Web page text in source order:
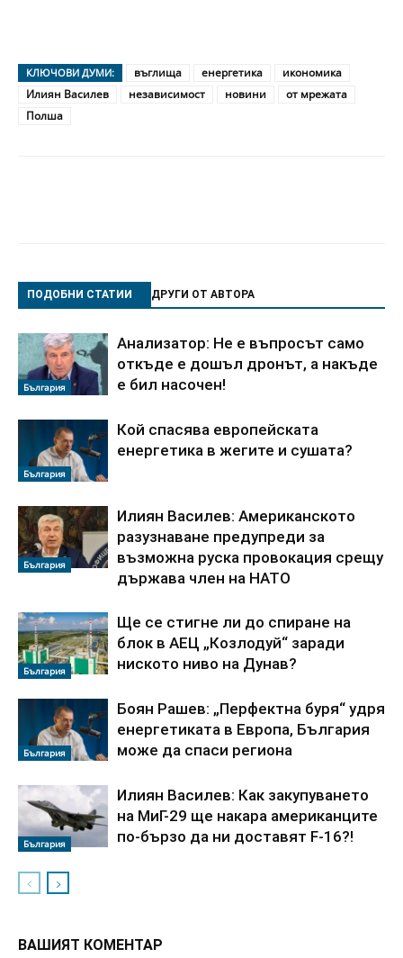
КЛЮЧОВИ ДУМИ: въглища енергетика
икономика
Илиян Василев
независимост новини
от мрежата
Полша
ПОДОБНИ СТАТИИ ДРУГИ ОТ АВТОРА
България
Анализатор: Не е въпросът само
откъде е дошъл дронът, а накъде
е бил насочен!
България
Кой спасява европейската
енергетика в жегите и сушата?
България
Илиян Василев: Американското
разузнаване предупреди за
възможна руска провокация срещу
държава член на НАТО
България
Ще се стигне ли до спиране на
блок в АЕЦ „Козлодуй“ заради
ниското ниво на Дунав?
България
Боян Рашев: „Перфектна буря“ удря
енергетиката в Европа, България
може да спаси региона
България
Илиян Василев: Как закупуването
на МиГ-29 ще накара американците
по-бързо да ни доставят F-16?!
ВАШИЯТ КОМЕНТАР